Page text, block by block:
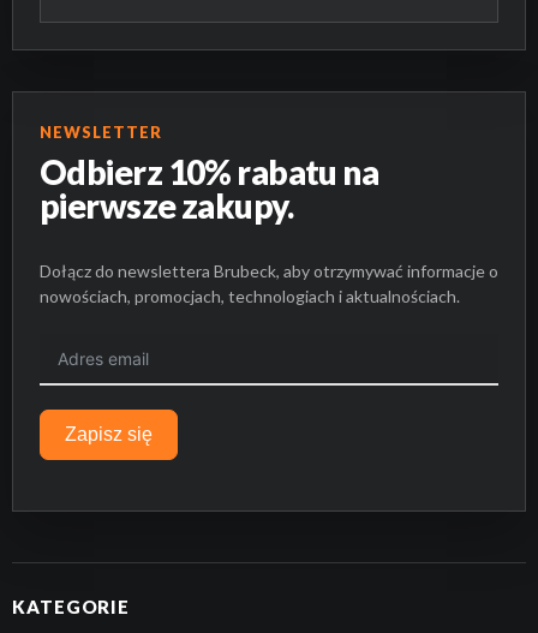
NEWSLETTER
Odbierz 10% rabatu na
pierwsze zakupy.
Dołącz do newslettera Brubeck, aby otrzymywać informacje o
nowościach, promocjach, technologiach i aktualnościach.
Zapisz się
KATEGORIE